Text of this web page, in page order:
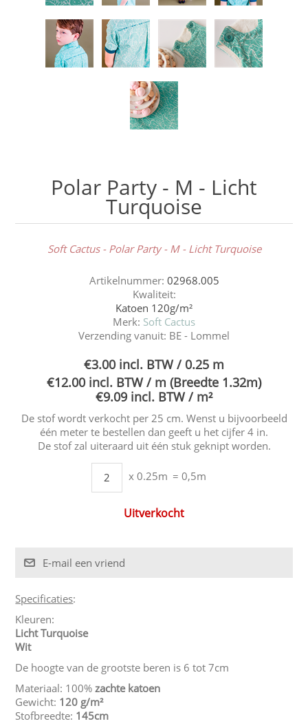
Polar Party - M - Licht
Turquoise
Soft Cactus - Polar Party - M - Licht Turquoise
Artikelnummer: 02968.005
Kwaliteit:
Katoen 120g/m²
Merk: Soft Cactus
Verzending vanuit: BE - Lommel
€3.00 incl. BTW / 0.25 m
€12.00 incl. BTW / m (Breedte 1.32m)
€9.09 incl. BTW / m²
De stof wordt verkocht per 25 cm. Wenst u bijvoorbeeld
één meter te bestellen dan geeft u het cijfer 4 in.
De stof zal uiteraard uit één stuk geknipt worden.
x 0.25m = 0,5m
Uitverkocht
Specificaties:
Kleuren:
Licht Turquoise
Wit
De hoogte van de grootste beren is 6 tot 7cm
Materiaal: 100%zachte katoen
Gewicht: 120 g/m²
Stofbreedte: 145cm